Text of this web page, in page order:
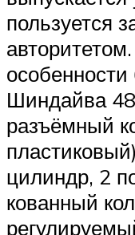
пользуется
Шиндайва
разъёмный
цилиндр, 2
кованный